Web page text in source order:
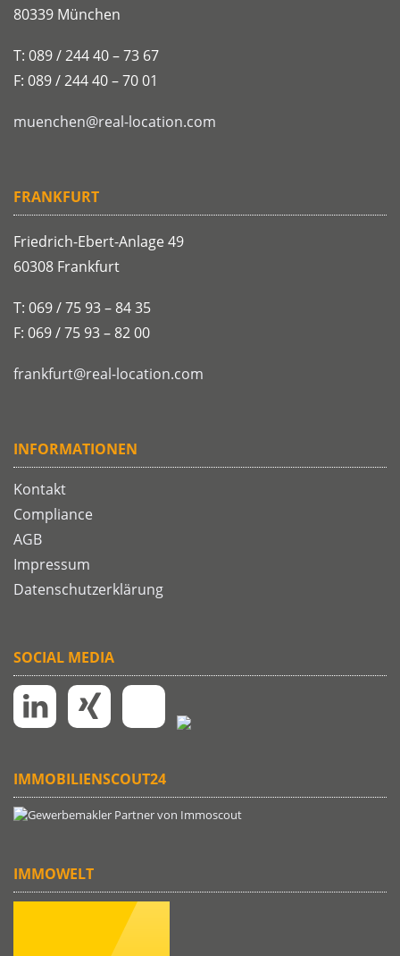
80339 München
T: 089 / 244 40 – 73 67
F: 089 / 244 40 – 70 01
muenchen@real-location.com
FRANKFURT
Friedrich-Ebert-Anlage 49
60308 Frankfurt
T: 069 / 75 93 – 84 35
F: 069 / 75 93 – 82 00
frankfurt@real-location.com
INFORMATIONEN
Kontakt
Compliance
AGB
Impressum
Datenschutzerklärung
SOCIAL MEDIA
IMMOBILIENSCOUT24
IMMOWELT